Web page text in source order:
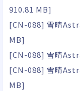
910.81 MB]
[CN-088] 雪晴
MB]
[CN-088] 雪晴
[CN-088] 雪晴
MB]